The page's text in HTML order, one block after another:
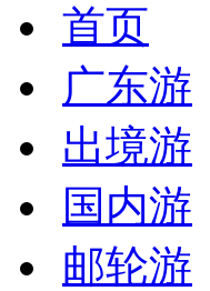
首页
广东游
出境游
国内游
邮轮游